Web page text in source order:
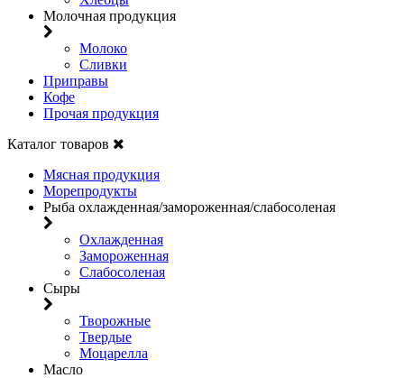
Молочная продукция
Молоко
Сливки
Приправы
Кофе
Прочая продукция
Каталог товаров
Мясная продукция
Морепродукты
Рыба охлажденная/замороженная/слабосоленая
Охлажденная
Замороженная
Слабосоленая
Сыры
Творожные
Твердые
Моцарелла
Масло